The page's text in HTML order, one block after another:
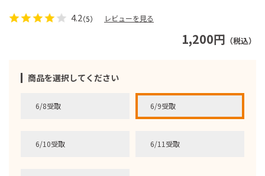
1,200円 （税込）
商品を選択してください
6/8受取 6/9受取
6/10受取 6/11受取
4.2（5） レビューを見る